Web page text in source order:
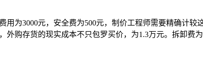
3000元，安全费为500元，制价工程师需要精确计较
购存货的现实成本不只包罗买价，为1.3万元。拆卸费